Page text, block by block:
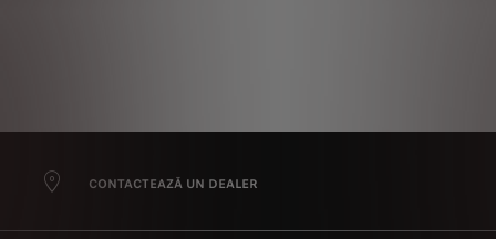
CONTACTEAZĂ UN DEALER